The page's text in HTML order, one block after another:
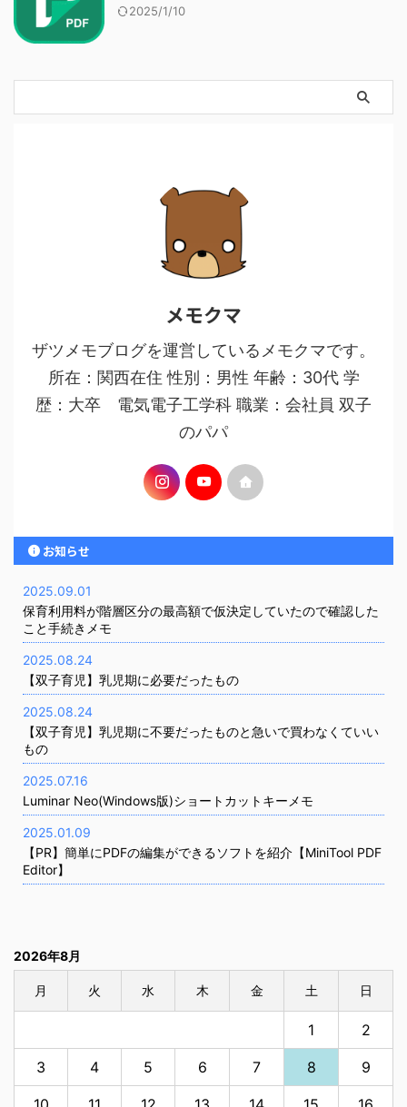
2025/1/10
メモクマ
ザツメモブログを運営しているメモクマです。
所在：関西在住 性別：男性 年齢：30代 学
歴：大卒 電気電子工学科 職業：会社員 双子
のパパ
お知らせ
2025.09.01
保育利用料が階層区分の最高額で仮決定していたので確認した
こと手続きメモ
2025.08.24
【双子育児】乳児期に必要だったもの
2025.08.24
【双子育児】乳児期に不要だったものと急いで買わなくていい
もの
2025.07.16
Luminar Neo(Windows版)ショートカットキーメモ
2025.01.09
【PR】簡単にPDFの編集ができるソフトを紹介【MiniTool PDF
Editor】
2026年8月
月 火 水 木 金 土 日
1 2
3 4 5 6 7 8 9